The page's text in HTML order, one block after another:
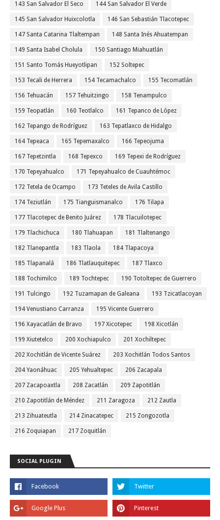
143 San Salvador El Seco 144 San Salvador El Verde
145 San Salvador Huixcolotla 146 San Sebastián Tlacotepec
147 Santa Catarina Tlaltempan 148 Santa Inés Ahuatempan
149 Santa Isabel Cholula 150 Santiago Miahuatlán
151 Santo Tomás Hueyotlipan 152 Soltepec
153 Tecali de Herrera 154 Tecamachalco 155 Tecomatlán
156 Tehuacán 157 Tehuitzingo 158 Tenampulco
159 Teopatlán 160 Teotlalco 161 Tepanco de López
162 Tepango de Rodríguez 163 Tepatlaxco de Hidalgo
164 Tepeaca 165 Tepemaxalco 166 Tepeojuma
167 Tepetzintla 168 Tepexco 169 Tepexi de Rodríguez
170 Tepeyahualco 171 Tepeyahualco de Cuauhtémoc
172 Tetela de Ocampo 173 Teteles de Avila Castillo
174 Teziutlán 175 Tianguismanalco 176 Tilapa
177 Tlacotepec de Benito Juárez 178 Tlacuilotepec
179 Tlachichuca 180 Tlahuapan 181 Tlaltenango
182 Tlanepantla 183 Tlaola 184 Tlapacoya
185 Tlapanalá 186 Tlatlauquitepec 187 Tlaxco
188 Tochimilco 189 Tochtepec 190 Totoltepec de Guerrero
191 Tulcingo 192 Tuzamapan de Galeana 193 Tzicatlacoyan
194 Venustiano Carranza 195 Vicente Guerrero
196 Xayacatlán de Bravo 197 Xicotepec 198 Xicotlán
199 Xiutetelco 200 Xochiapulco 201 Xochiltepec
202 Xochitlán de Vicente Suárez 203 Xochitlán Todos Santos
204 Yaonáhuac 205 Yehualtepec 206 Zacapala
207 Zacapoaxtla 208 Zacatlán 209 Zapotitlán
210 Zapotitlán de Méndez 211 Zaragoza 212 Zautla
213 Zihuateutla 214 Zinacatepec 215 Zongozotla
216 Zoquiapan 217 Zoquitlán
SOCIAL PLUGIN